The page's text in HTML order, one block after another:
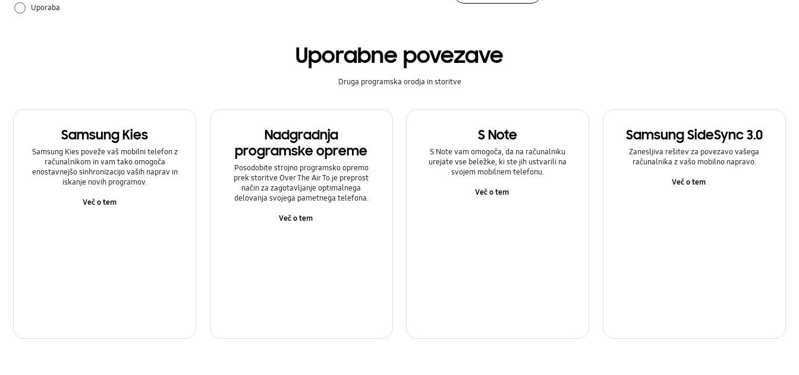
Uporaba
Uporabne povezave
Druga programska orodja in storitve
Samsung Kies
Samsung Kies poveže vaš mobilni telefon z
računalnikom in vam tako omogoča
enostavnejšo sinhronizacijo vaših naprav in
iskanje novih programov.
Več o tem
Nadgradnja
programske opreme
Posodobite strojno programsko opremo
prek storitve Over The Air To je preprost
način za zagotavljanje optimalnega
delovanja svojega pametnega telefona.
Več o tem
S Note
S Note vam omogoča, da na računalniku
urejate vse beležke, ki ste jih ustvarili na
svojem mobilnem telefonu.
Več o tem
Samsung SideSync 3.0
Zanesljiva rešitev za povezavo vašega
računalnika z vašo mobilno napravo.
Več o tem